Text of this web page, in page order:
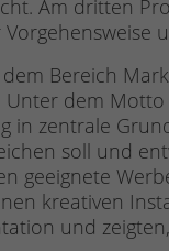
Am dritten
Bereich
Unter dem
in zentrale
soll und
geeignete
kreativen
und